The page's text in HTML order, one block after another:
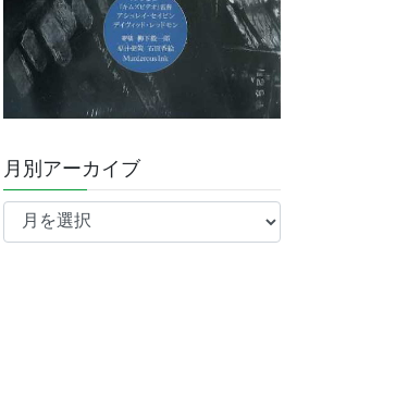
月別アーカイブ
月